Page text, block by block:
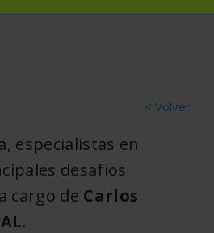
< Volver
especialistas en
desafíos
cargo de Carlos